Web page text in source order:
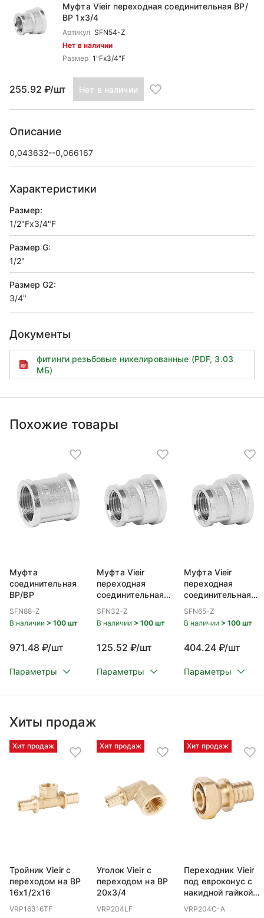
Муфта Vieir переходная соединительная ВР/
ВР 1x3/4
Артикул SFN54-Z
Нет в наличии
Размер 1"Fx3/4"F
255.92 ₽/шт Нет в наличии
Описание
0,043632--0,066167
Характеристики
Размер:
1/2"Fx3/4"F
Размер G:
1/2"
Размер G2:
3/4"
Документы
фитинги резьбовые никелированные (PDF, 3.03
МБ)
Похожие товары
Муфта
соединительная
ВР/ВР
SFN88-Z
В наличии > 100 шт
971.48 ₽/шт
Параметры
Муфта Vieir
переходная
соединительная
SFN32-Z
В наличии > 100 шт
125.52 ₽/шт
Параметры
Муфта Vieir
переходная
соединительная
SFN65-Z
В наличии > 100 шт
404.24 ₽/шт
Параметры
Хиты продаж
Хит продаж
Тройник Vieir с
переходом на ВР
16x1/2x16
VRP16316TF
Хит продаж
Уголок Vieir с
переходом на ВР
20x3/4
VRP204LF
Хит продаж
Переходник Vieir
под евроконус с
накидной гайкой
VRP204C-A